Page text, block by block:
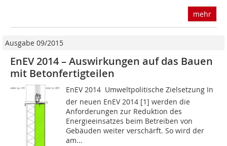
mehr
Ausgabe 09/2015
EnEV 2014 – Auswirkungen auf das Bauen
mit Betonfertigteilen
EnEV 2014  Umweltpolitische Zielsetzung In
der neuen EnEV 2014 [1] werden die
Anforderungen zur Reduktion des
Energieeinsatzes beim Betreiben von
Gebäuden weiter verschärft. So wird der
am...